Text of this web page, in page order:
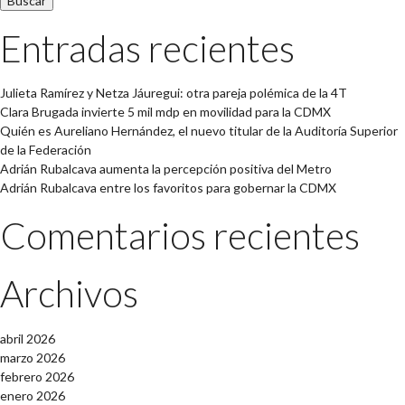
Entradas recientes
Julieta Ramírez y Netza Jáuregui: otra pareja polémica de la 4T
Clara Brugada invierte 5 mil mdp en movilidad para la CDMX
Quién es Aureliano Hernández, el nuevo titular de la Auditoría Superior
de la Federación
Adrián Rubalcava aumenta la percepción positiva del Metro
Adrián Rubalcava entre los favoritos para gobernar la CDMX
Comentarios recientes
Archivos
abril 2026
marzo 2026
febrero 2026
enero 2026